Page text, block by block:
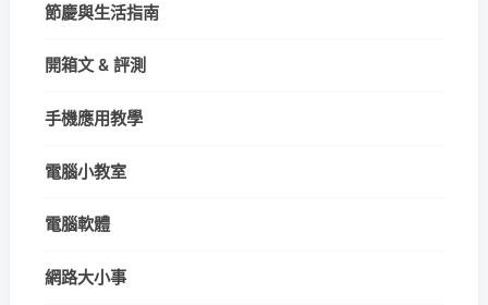
節慶與生活指南
開箱文 & 評測
手機應用教學
電腦小教室
電腦軟體
網路大小事